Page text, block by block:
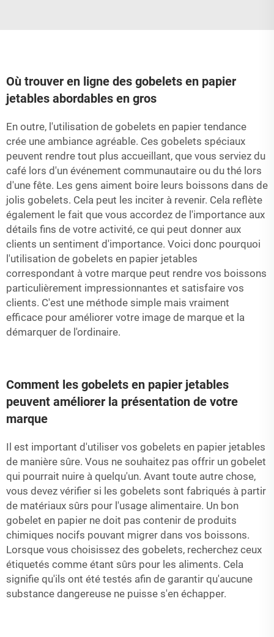
Où trouver en ligne des gobelets en papier
jetables abordables en gros
En outre, l'utilisation de gobelets en papier tendance
crée une ambiance agréable. Ces gobelets spéciaux
peuvent rendre tout plus accueillant, que vous serviez du
café lors d'un événement communautaire ou du thé lors
d'une fête. Les gens aiment boire leurs boissons dans de
jolis gobelets. Cela peut les inciter à revenir. Cela reflète
également le fait que vous accordez de l'importance aux
détails fins de votre activité, ce qui peut donner aux
clients un sentiment d'importance. Voici donc pourquoi
l'utilisation de gobelets en papier jetables
correspondant à votre marque peut rendre vos boissons
particulièrement impressionnantes et satisfaire vos
clients. C'est une méthode simple mais vraiment
efficace pour améliorer votre image de marque et la
démarquer de l'ordinaire.
Comment les gobelets en papier jetables
peuvent améliorer la présentation de votre
marque
Il est important d'utiliser vos gobelets en papier jetables
de manière sûre. Vous ne souhaitez pas offrir un gobelet
qui pourrait nuire à quelqu'un. Avant toute autre chose,
vous devez vérifier si les gobelets sont fabriqués à partir
de matériaux sûrs pour l'usage alimentaire. Un bon
gobelet en papier ne doit pas contenir de produits
chimiques nocifs pouvant migrer dans vos boissons.
Lorsque vous choisissez des gobelets, recherchez ceux
étiquetés comme étant sûrs pour les aliments. Cela
signifie qu'ils ont été testés afin de garantir qu'aucune
substance dangereuse ne puisse s'en échapper.